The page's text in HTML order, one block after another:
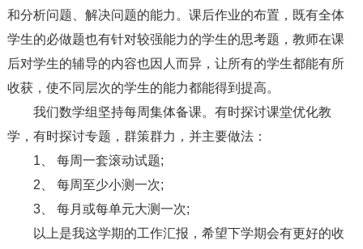
和分析问题、解决问题的能力。课后作业的布置，既有全体
学生的必做题也有针对较强能力的学生的思考题，教师在课
后对学生的辅导的内容也因人而异，让所有的学生都能有所
收获，使不同层次的学生的能力都能得到提高。
我们数学组坚持每周集体备课。有时探讨课堂优化教
学，有时探讨专题，群策群力，并主要做法：
1、 每周一套滚动试题;
2、 每周至少小测一次;
3、 每月或每单元大测一次;
以上是我这学期的工作汇报，希望下学期会有更好的收